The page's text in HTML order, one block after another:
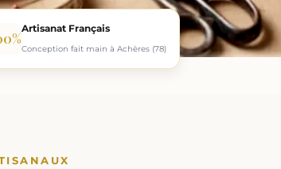
Artisanat Français
Conception fait main à Achères (78)